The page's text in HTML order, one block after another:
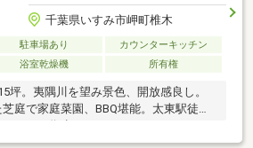
千葉県いすみ市岬町椎木
駐車場あり
カウンターキッチン
浴室乾燥機 所有権
坪。夷隅川を望み景色、開放感良し。
庭で家庭菜園、BBQ堪能。太東駅徒歩